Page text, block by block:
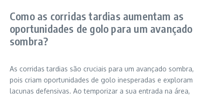
Como as corridas tardias aumentam as
oportunidades de golo para um avançado
sombra?
As corridas tardias são cruciais para um avançado sombra,
pois criam oportunidades de golo inesperadas e exploram
lacunas defensivas. Ao temporizar a sua entrada na área,